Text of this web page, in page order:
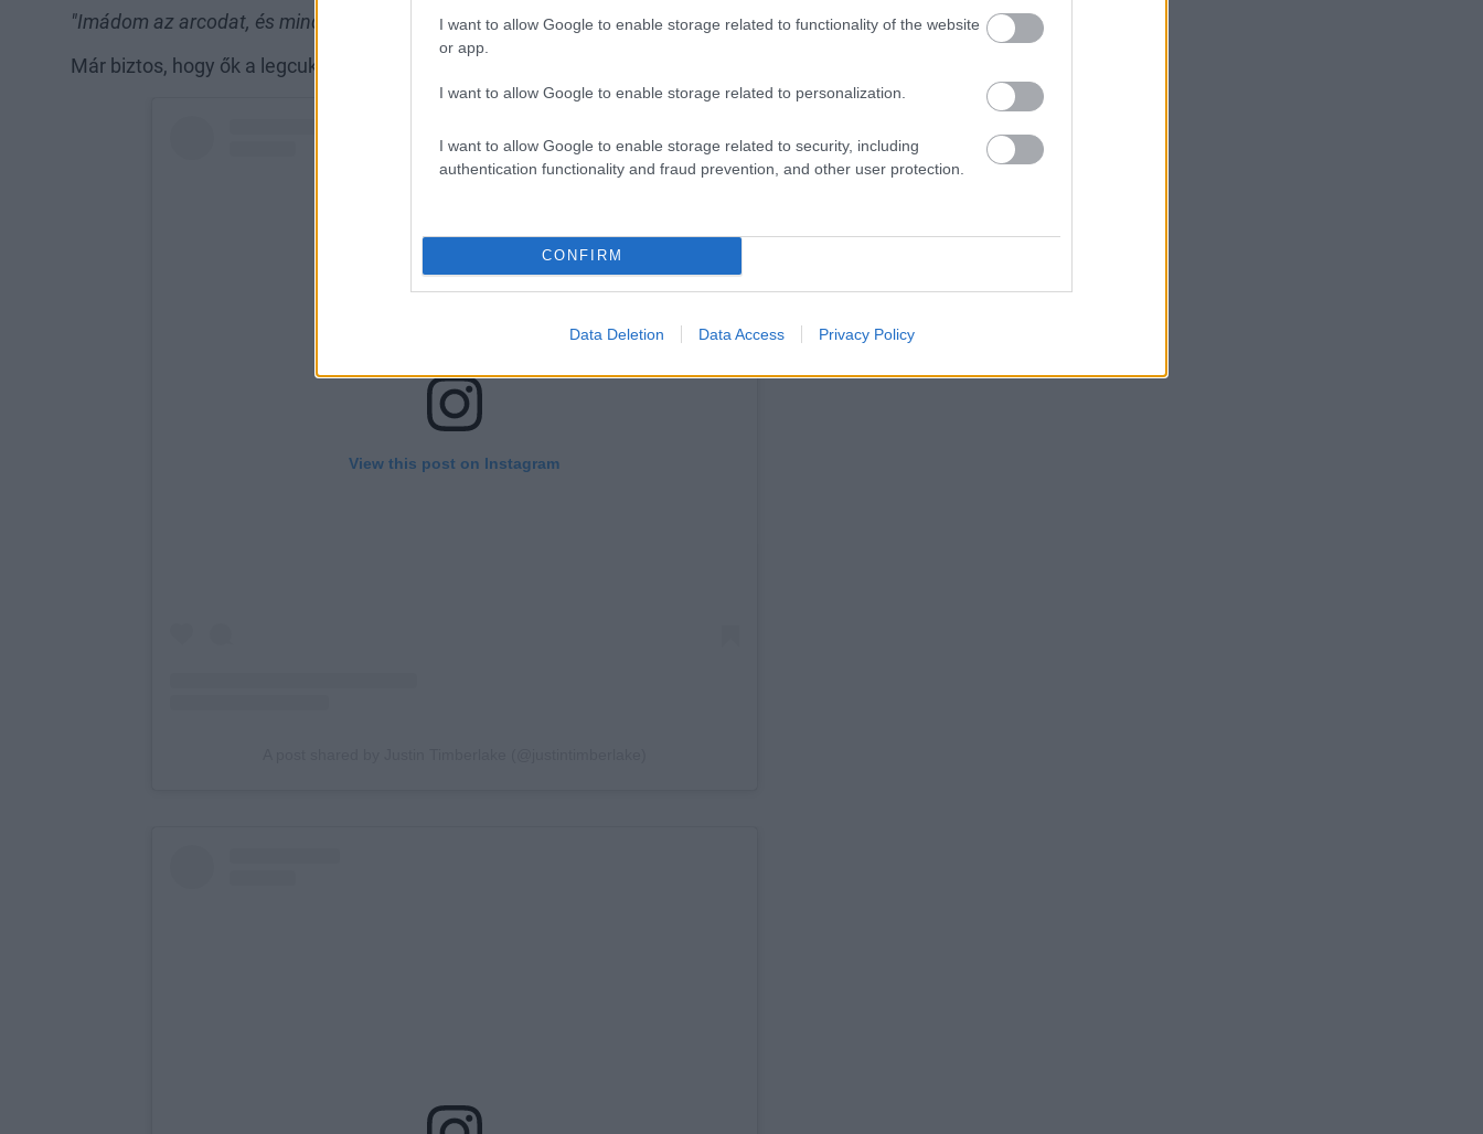
I want to allow Google to enable storage related to functionality of the website
or app.
I want to allow Google to enable storage related to personalization.
I want to allow Google to enable storage related to security, including
authentication functionality and fraud prevention, and other user protection.
CONFIRM
Data Deletion Data Access Privacy Policy
"Imádom az arcodat, és minden mást is, ami veled kapcsolatos" -Jessica Biel
Már biztos, hogy ők a legcukibb valentin-napi pár, nem igaz?